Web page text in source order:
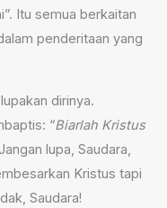
Itu semua berkaitan
penderitaan yang
dirinya.
“Biarlah Kristus
lupa, Saudara,
Kristus tapi
Saudara!